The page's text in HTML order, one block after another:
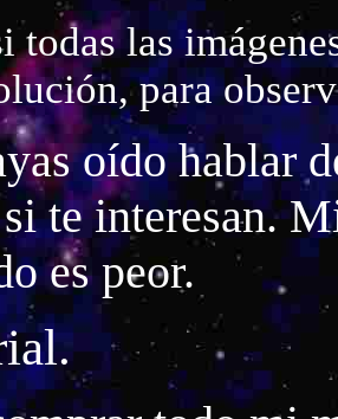
todas las
para
oído hablar
te interesan.
es peor.